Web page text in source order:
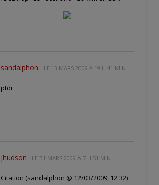
sandalphon LE 13 MARS 2009 À 19 H 41 MIN
ptdr
jhudson LE 31 MARS 2009 À 7 H 51 MIN
Citation (sandalphon @ 12/03/2009, 12:32)